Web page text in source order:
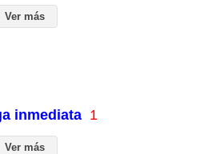
Ver más
inmediata 1
Ver más